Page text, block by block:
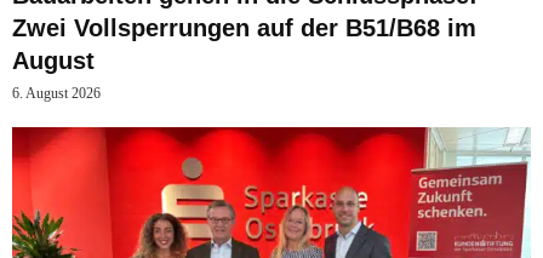
Zwei Vollsperrungen auf der B51/B68 im
August
6. August 2026